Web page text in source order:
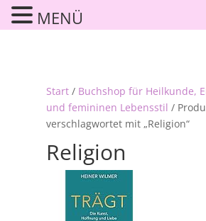
Start/ Buchshop für Heilkunde,
und femininen Lebensstil /
verschlagwortet mit „Religion“
Religion
MENÜ